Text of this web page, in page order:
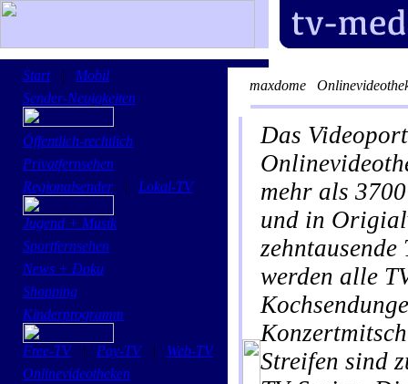
Start| Mobil
Sender-Neuigkeiten
Öffentlich-rechtlich
Privatfernsehen
Regionalsender| Lokal-TV
Jugend + Musik
Sportfernsehen
News + Doku
Shopping
Kinderprogramm
Free-TV| Pay-TV| Web-TV
Onlinevideotheken
maxdome
Das
mehr als
und in
werden alle
Streifen sind